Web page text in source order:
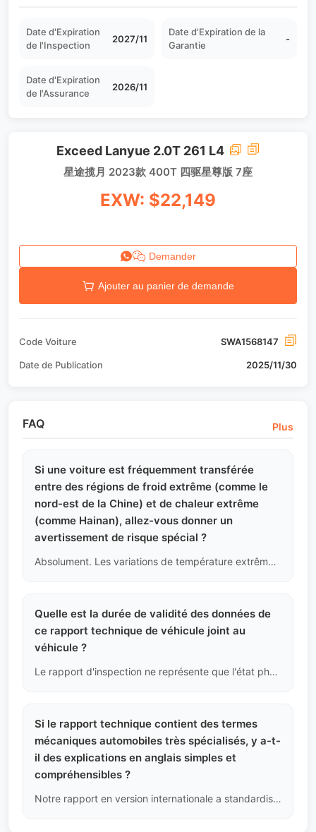
Date d'Expiration
de l'Inspection
2027/11
Date d'Expiration de la
Garantie
-
Date d'Expiration
de l'Assurance
2026/11
Exceed Lanyue 2.0T 261 L4
星途揽月 2023款 400T 四驱星尊版 7座
EXW: $22,149
Demander
Ajouter au panier de demande
Code Voiture SWA1568147
Date de Publication 2025/11/30
FAQ Plus
Si une voiture est fréquemment transférée
entre des régions de froid extrême (comme le
nord-est de la Chine) et de chaleur extrême
(comme Hainan), allez-vous donner un
avertissement de risque spécial ?
Absolument. Les variations de température extrêmes accélèrent considérablement le vieillissement des pièces en caoutchouc du châssis, des joints d'huile et des plastiques intérieurs. Pour les véhicules soumis à de tels déplacements fréquents entre latitudes, nous effectuerons des contrôles de résistance à la fatigue des pièces en caoutchouc du châssis deux fois plus stricts que pour les véhicules dans des régions à température ambiante.
Quelle est la durée de validité des données de
ce rapport technique de véhicule joint au
véhicule ?
Le rapport d'inspection ne représente que l'état physique du véhicule au **moment de l'inspection (à la minute près)**. Une fois que le véhicule commence à être remorqué sur de longues distances ou expédié par mer internationale, en raison des changements environnementaux extrêmes, le rapport ne garantit plus l'état futur.
Si le rapport technique contient des termes
mécaniques automobiles très spécialisés, y a-t-
il des explications en anglais simples et
compréhensibles ?
Notre rapport en version internationale a standardisé les termes techniques et est accompagné d'illustrations. Par exemple, nous n'écrivons pas seulement "défaillance du bras de contrôle", mais spécifions "Lower Control Arm Bushing Torn (déchirure du coussinet du bras de contrôle inférieur)" pour faciliter la tâche de vos techniciens locaux.